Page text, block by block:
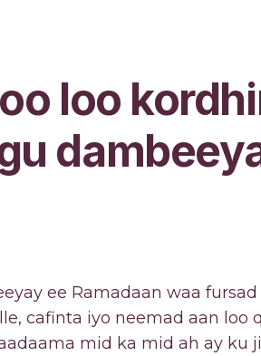
loo
ee Ramadaan waa
cafinta iyo neemad aan loo
mid ka mid ah ay ku